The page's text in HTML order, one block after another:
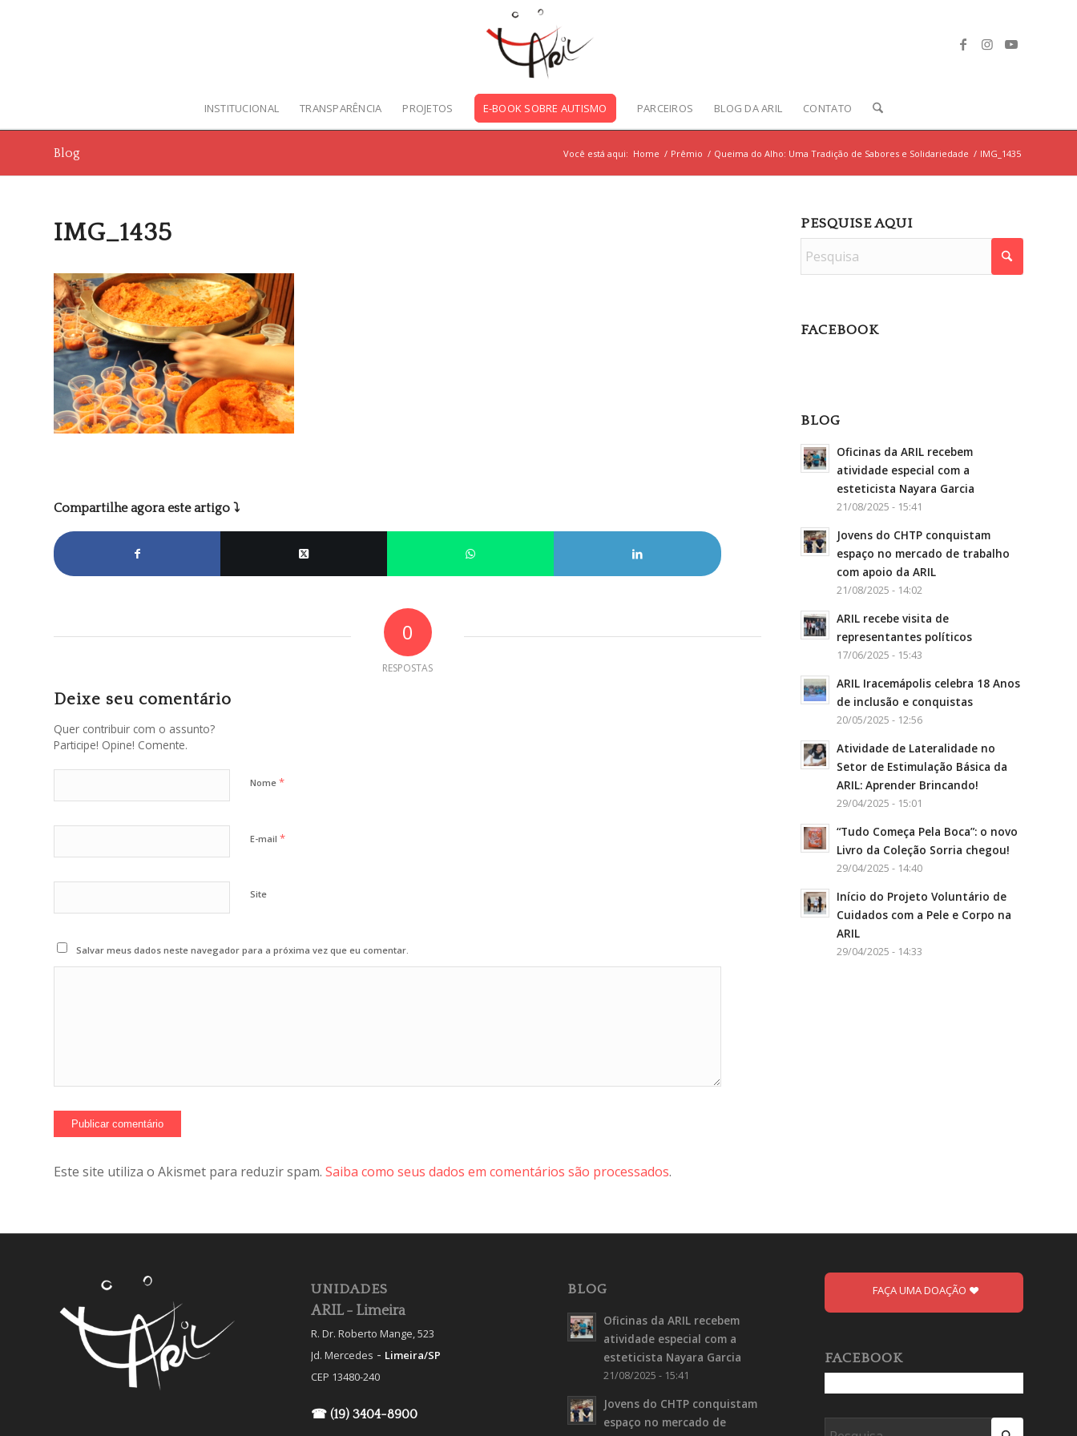
INSTITUCIONAL TRANSPARÊNCIA PROJETOS E-BOOK SOBRE AUTISMO PARCEIROS BLOG DA ARIL CONTATO
Blog Você está aqui: Home / Prêmio / Queima do Alho: Uma Tradição de Sabores e Solidariedade / IMG_1435
IMG_1435
Compartilhe agora este artigo ⤵
0
RESPOSTAS
Deixe seu comentário
Quer contribuir com o assunto?
Participe! Opine! Comente.
Nome *
E-mail *
Site
Salvar meus dados neste navegador para a próxima vez que eu comentar.
Este site utiliza o Akismet para reduzir spam. Saiba como seus dados em comentários são processados.
PESQUISE AQUI
FACEBOOK
BLOG
Oficinas da ARIL recebem
atividade especial com a
esteticista Nayara Garcia
21/08/2025 - 15:41
Jovens do CHTP conquistam
espaço no mercado de trabalho
com apoio da ARIL
21/08/2025 - 14:02
ARIL recebe visita de
representantes políticos
17/06/2025 - 15:43
ARIL Iracemápolis celebra 18 Anos
de inclusão e conquistas
20/05/2025 - 12:56
Atividade de Lateralidade no
Setor de Estimulação Básica da
ARIL: Aprender Brincando!
29/04/2025 - 15:01
“Tudo Começa Pela Boca”: o novo
Livro da Coleção Sorria chegou!
29/04/2025 - 14:40
Início do Projeto Voluntário de
Cuidados com a Pele e Corpo na
ARIL
29/04/2025 - 14:33
UNIDADES
ARIL - Limeira
R. Dr. Roberto Mange, 523
Jd. Mercedes - Limeira/SP
CEP 13480-240
☎ (19) 3404-8900
BLOG
Oficinas da ARIL recebem
atividade especial com a
esteticista Nayara Garcia
21/08/2025 - 15:41
Jovens do CHTP conquistam
espaço no mercado de
FAÇA UMA DOAÇÃO
FACEBOOK